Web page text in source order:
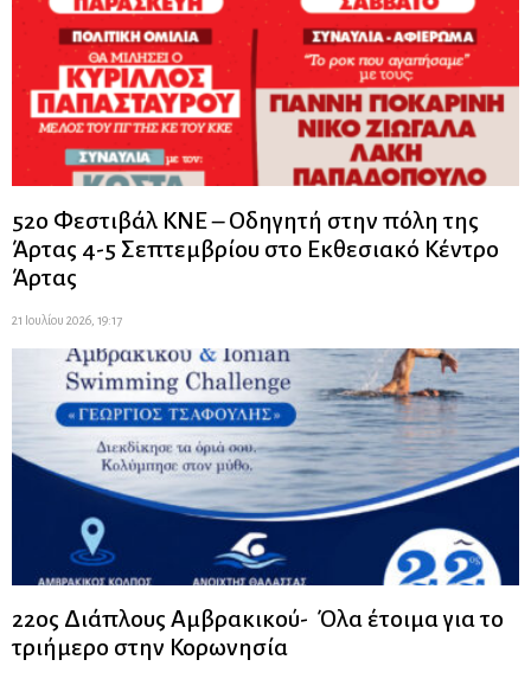
52ο Φεστιβάλ ΚΝΕ – Οδηγητή στην πόλη της
Άρτας 4-5 Σεπτεμβρίου στο Εκθεσιακό Κέντρο
Άρτας
21 Ιουλίου 2026, 19:17
22ος Διάπλους Αμβρακικού- Όλα έτοιμα για το
τριήμερο στην Κορωνησία